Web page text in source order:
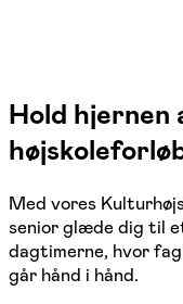
Hold hjernen
Med vores
senior glæde dig til
dagtimerne, hvor
går hånd i hånd.